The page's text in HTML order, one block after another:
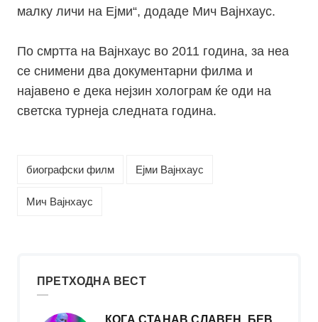
малку личи на Ејми“, додаде Мич Вајнхаус.
По смртта на Вајнхаус во 2011 година, за неа
се снимени два документарни филма и
најавено е дека нејзин холограм ќе оди на
светска турнеја следната година.
биографски филм Ејми Вајнхаус
Мич Вајнхаус
ПРЕТХОДНА ВЕСТ